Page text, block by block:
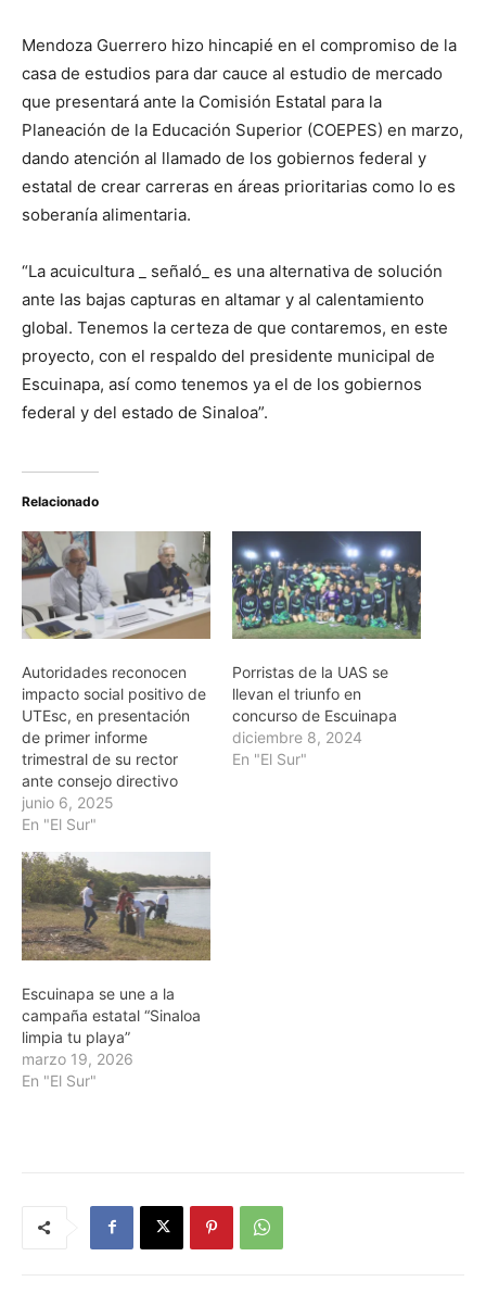
Mendoza Guerrero hizo hincapié en el compromiso de la
casa de estudios para dar cauce al estudio de mercado
que presentará ante la Comisión Estatal para la
Planeación de la Educación Superior (COEPES) en marzo,
dando atención al llamado de los gobiernos federal y
estatal de crear carreras en áreas prioritarias como lo es
soberanía alimentaria.
“La acuicultura _ señaló_ es una alternativa de solución
ante las bajas capturas en altamar y al calentamiento
global. Tenemos la certeza de que contaremos, en este
proyecto, con el respaldo del presidente municipal de
Escuinapa, así como tenemos ya el de los gobiernos
federal y del estado de Sinaloa”.
Relacionado
Autoridades reconocen
impacto social positivo de
UTEsc, en presentación
de primer informe
trimestral de su rector
ante consejo directivo
junio 6, 2025
En "El Sur"
Porristas de la UAS se
llevan el triunfo en
concurso de Escuinapa
diciembre 8, 2024
En "El Sur"
Escuinapa se une a la
campaña estatal “Sinaloa
limpia tu playa”
marzo 19, 2026
En "El Sur"